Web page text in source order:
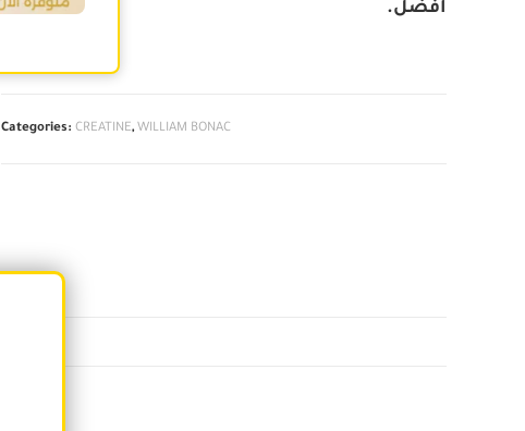
أفضل.
Categories: CREATINE, WILLIAM BONAC